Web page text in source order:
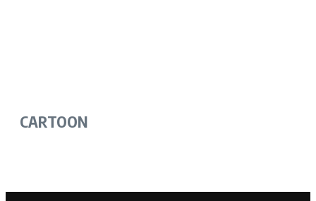
CARTOON